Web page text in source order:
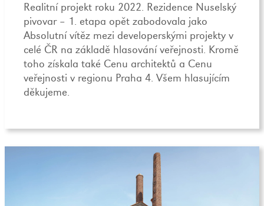
Realitní projekt roku 2022. Rezidence Nuselský
pivovar – 1. etapa opět zabodovala jako
Absolutní vítěz mezi developerskými projekty v
celé ČR na základě hlasování veřejnosti. Kromě
toho získala také Cenu architektů a Cenu
veřejnosti v regionu Praha 4. Všem hlasujícím
děkujeme.